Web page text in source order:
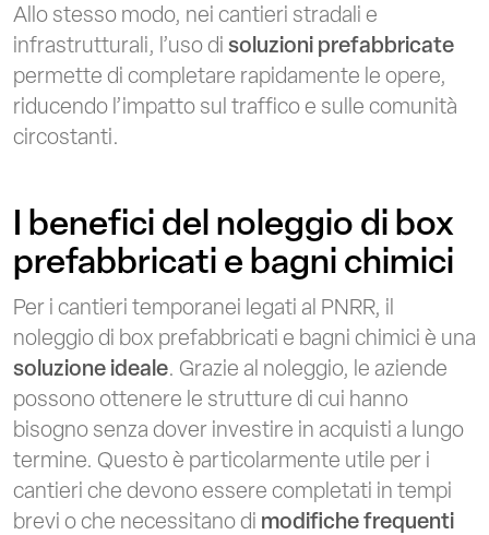
Allo stesso modo, nei cantieri stradali e
infrastrutturali, l’uso di soluzioni prefabbricate
permette di completare rapidamente le opere,
riducendo l’impatto sul traffico e sulle comunità
circostanti.
I benefici del noleggio di box
prefabbricati e bagni chimici
Per i cantieri temporanei legati al PNRR, il
noleggio di box prefabbricati e bagni chimici è una
soluzione ideale. Grazie al noleggio, le aziende
possono ottenere le strutture di cui hanno
bisogno senza dover investire in acquisti a lungo
termine. Questo è particolarmente utile per i
cantieri che devono essere completati in tempi
brevi o che necessitano di modifiche frequenti